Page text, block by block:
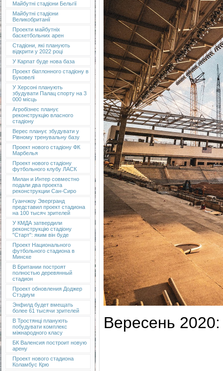
Майбутні стадіони Бельгії
Майбутні стадіони
Великобританії
Проекти майбутніх
баскетбольних арен
Стадіони, які планують
відкрити у 2022 році
У Карпат буде нова база
Проект біатлонного стадіону в
Буковелі
У Херсоні планують
збудувати Палац спорту на 3
000 місць
Агробізнес планує
реконструкцію власного
стадіону
Верес планує збудувати у
Рівному тренувальну базу
Проект нового стадіону ФК
Марбелья
Проект нового стадіону
футбольного клубу ЛАСК
Милан и Интер совместно
подали два проекта
реконструкции Сан-Сиро
Гуанчжоу Эвергранд
представил проект стадиона
на 100 тысяч зрителей
У КМДА затвердили
реконструкцію стадіону
"Старт": яким він буде
Проект Национального
футбольного стадиона в
Минске
В Британии построят
полностью деревянный
стадион
Проект обновления Доджер
Стэдиум
Энфилд будет вмещать
более 61 тысячи зрителей
В Тростянці планують
побудувати комплекс
міжнародного класу
БК Валенсия построит новую
арену
Проект нового стадиона
Коламбус Крю
Вересень 2020: